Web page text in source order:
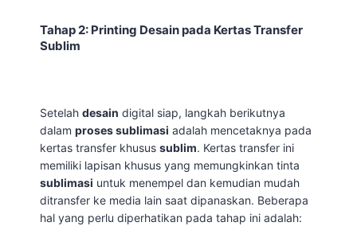
Tahap 2: Printing Desain pada Kertas Transfer
Sublim
Setelah desain digital siap, langkah berikutnya
dalam proses sublimasi adalah mencetaknya pada
kertas transfer khusus sublim. Kertas transfer ini
memiliki lapisan khusus yang memungkinkan tinta
sublimasi untuk menempel dan kemudian mudah
ditransfer ke media lain saat dipanaskan. Beberapa
hal yang perlu diperhatikan pada tahap ini adalah: